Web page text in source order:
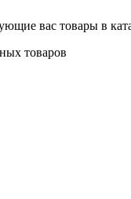
вас товары в
товаров